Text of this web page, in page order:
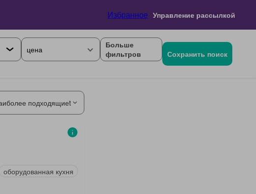
Избранное Управление рассылкой
цена
Больше
фильтров
Сохранить поиск
подходящиеt
оборудованная кухня